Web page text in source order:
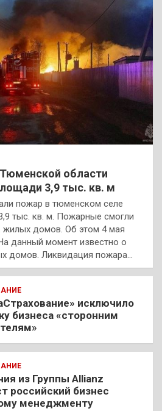
области
3,9 тыс. кв. м
пожар в тюменском селе
тыс. кв. м. Пожарные смогли
жилых домов. Об этом 4 мая
данный момент известно о
домов. Ликвидация пожара…
исключило
бизнеса «сторонним
из Группы Allianz
российский бизнес
менеджменту